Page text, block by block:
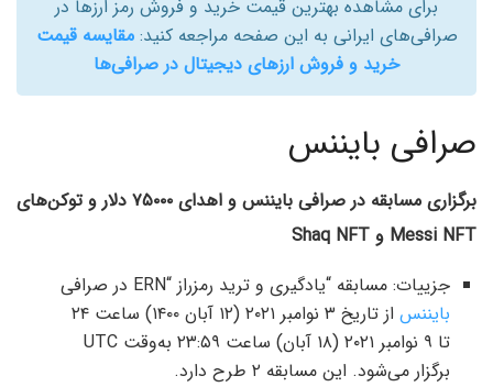
برای مشاهده بهترین قیمت خرید و فروش رمز ارزها در
صرافی‌های ایرانی به این صفحه مراجعه کنید:مقایسه قیمت
خرید و فروش ارزهای دیجیتال در صرافی‌ها
صرافی بایننس
برگزاری مسابقه در صرافی بایننس و اهدای ۷۵۰۰۰ دلار و توکن‌های
Messi NFT و Shaq NFT
جزییات: مسابقه “یادگیری و ترید رمزراز “ERN در صرافی
بایننس
از تاریخ ۳ نوامبر ۲۰۲۱ (۱۲ آبان ۱۴۰۰) ساعت ۲۴
تا ۹ نوامبر ۲۰۲۱ (۱۸ آبان) ساعت ۲۳:۵۹ به‌وقت UTC
برگزار می‌شود. این مسابقه ۲ طرح دارد.